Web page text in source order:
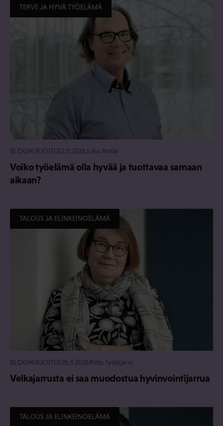
TERVE JA HYVÄ TYÖELÄMÄ
BLOGIKIRJOITUS2.6.2026 Juha Antila
Voiko työelämä olla hyvää ja tuottavaa samaan
aikaan?
TALOUS JA ELINKEINOELÄMÄ
BLOGIKIRJOITUS26.5.2026Riitta Työläjärvi
Velkajarrusta ei saa muodostua hyvinvointijarrua
TALOUS JA ELINKEINOELÄMÄ